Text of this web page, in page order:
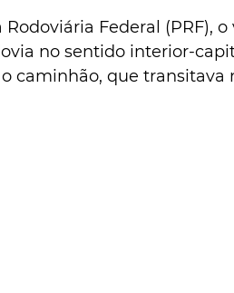
Federal (PRF),
no sentido interior-
caminhão, que transitava